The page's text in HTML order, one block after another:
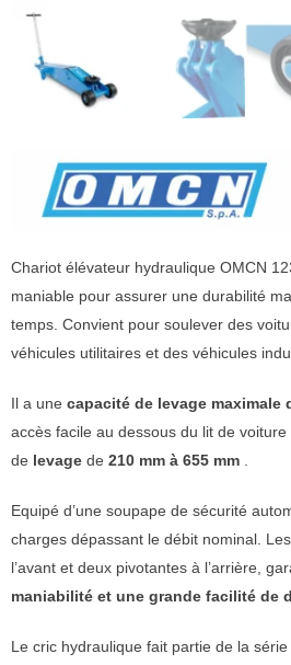
Chariot élévateur hydraulique OMCN
maniable pour assurer une durabilité
temps. Convient pour soulever des
véhicules utilitaires et des véhicules
Il a une capacité de levage maximale
accès facile au dessous du lit de
de levage de 210 mm à 655 mm
Equipé d’une soupape de sécurité
charges dépassant le débit nominal.
l’avant et deux pivotantes à l’arrière,
maniabilité et une grande facilité de
Le cric hydraulique fait partie de la